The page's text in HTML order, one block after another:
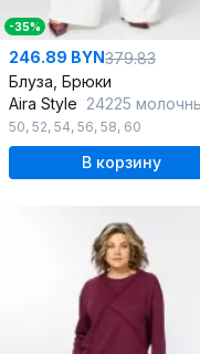
-35%
246.89 BYN379.83
Блуза, Брюки
Aira Style 24225
50, 52, 54, 56, 58, 60
В корзину